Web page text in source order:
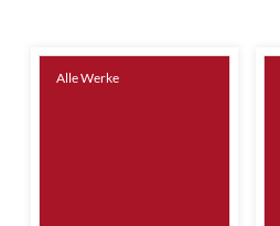
Alle Werke